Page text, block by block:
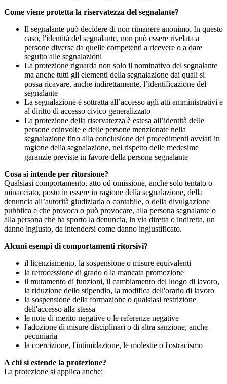
Come viene protetta la riservatezza del segnalante?
Il segnalante può decidere di non rimanere anonimo. In questo
caso, l'identità del segnalante, non può essere rivelata a
persone diverse da quelle competenti a ricevere o a dare
seguito alle segnalazioni
La protezione riguarda non solo il nominativo del segnalante
ma anche tutti gli elementi della segnalazione dai quali si
possa ricavare, anche indirettamente, l’identificazione del
segnalante
La segnalazione è sottratta all’accesso agli atti amministrativi e
al diritto di accesso civico generalizzato
La protezione della riservatezza è estesa all’identità delle
persone coinvolte e delle persone menzionate nella
segnalazione fino alla conclusione dei procedimenti avviati in
ragione della segnalazione, nel rispetto delle medesime
garanzie previste in favore della persona segnalante
Cosa si intende per ritorsione?
Qualsiasi comportamento, atto od omissione, anche solo tentato o
minacciato, posto in essere in ragione della segnalazione, della
denuncia all’autorità giudiziaria o contabile, o della divulgazione
pubblica e che provoca o può provocare, alla persona segnalante o
alla persona che ha sporto la denuncia, in via diretta o indiretta, un
danno ingiusto, da intendersi come danno ingiustificato.
Alcuni esempi di comportamenti ritorsivi?
il licenziamento, la sospensione o misure equivalenti
la retrocessione di grado o la mancata promozione
il mutamento di funzioni, il cambiamento del luogo di lavoro,
la riduzione dello stipendio, la modifica dell'orario di lavoro
la sospensione della formazione o qualsiasi restrizione
dell'accesso alla stessa
le note di merito negative o le referenze negative
l'adozione di misure disciplinari o di altra sanzione, anche
pecuniaria
la coercizione, l'intimidazione, le molestie o l'ostracismo
A chi si estende la protezione?
La protezione si applica anche: